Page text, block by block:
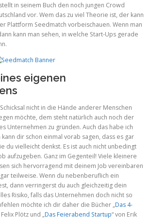
in seinem Buch den noch jungen Crowd
vor. Wem das zu viel Theorie ist, der kann
Plattform Seedmatch vorbeischauen. Wenn man
kann man sehen, in welche Start-Ups gerade
eigenen
nicht in die Hände anderer Menschen
möchte, dem steht natürlich auch noch der
Unternehmen zu gründen. Auch das habe ich
kann dir schon einmal vorab sagen, dass es gar
du vielleicht denkst. Es ist auch nicht unbedingt
aufzugeben. Ganz im Gegenteil! Viele kleinere
sich hervorragend mit deinem Job vereinbaren
teilweise. Wenn du nebenberuflich ein
dann verringerst du auch gleichzeitig dein
Risiko, falls das Unternehmen doch nicht so
möchte ich dir daher die Bücher „Das 4-
Felix Plötz und „Das Feierabend Startup“ von Erik